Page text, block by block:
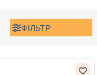
ФІЛЬТР